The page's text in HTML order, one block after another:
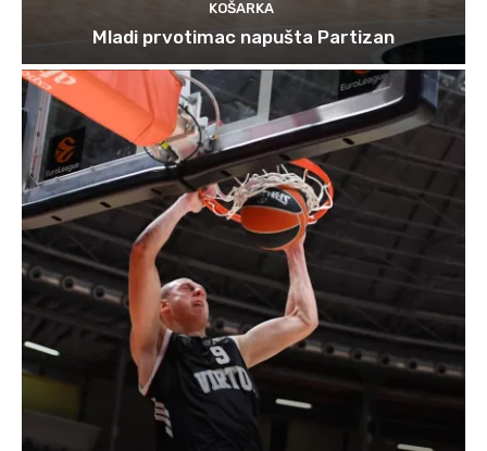
KOŠARKA
Mladi prvotimac napušta Partizan